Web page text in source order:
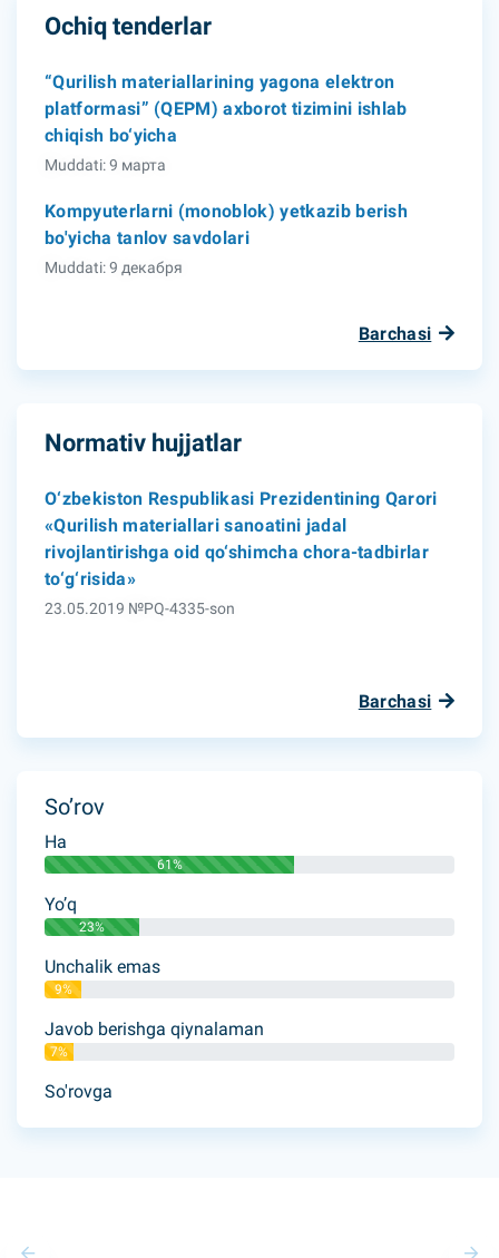
Ochiq tenderlar
“Qurilish materiallarining yagona elektron
platformasi” (QEPM) axborot tizimini ishlab
chiqish bo‘yicha
Muddati: 9 марта
Kompyuterlarni (monoblok) yetkazib berish
bo'yicha tanlov savdolari
Muddati: 9 декабря
Barchasi
Normativ hujjatlar
O‘zbekiston Respublikasi Prezidentining Qarori
«Qurilish materiallari sanoatini jadal
rivojlantirishga oid qo‘shimcha chora-tadbirlar
to‘g‘risida»
23.05.2019 №PQ-4335-son
Barchasi
So’rov
Ha
61%
Yo’q
23%
Unchalik emas
9%
Javob berishga qiynalaman
7%
So'rovga